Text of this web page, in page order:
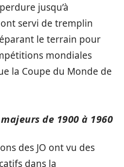
jusqu’à
ont servi de tremplin
le terrain pour
mondiales
la Coupe du Monde de
de 1900 à 1960
des JO ont vu des
dans la